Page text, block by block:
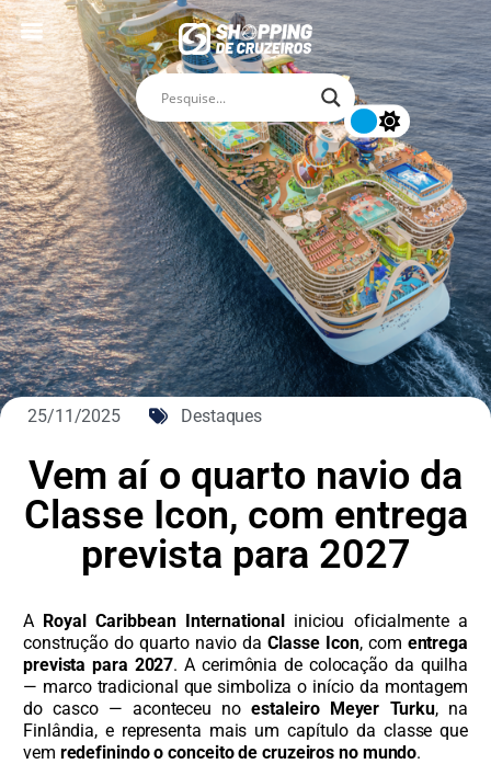
25/11/2025 Destaques
Vem aí o quarto navio da
Classe Icon, com entrega
prevista para 2027
A Royal Caribbean Internationaliniciou oficialmente a
construção do quarto navio daClasse Icon, com entrega
prevista para 2027. A cerimônia de colocação da quilha
— marco tradicional que simboliza o início da montagem
do casco — aconteceu noestaleiro Meyer Turku, na
Finlândia, e representa mais um capítulo da classe que
vem redefinindo o conceito de cruzeiros no mundo.